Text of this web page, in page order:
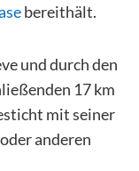
bereithält.
und durch den
17 km
mit seiner
anderen